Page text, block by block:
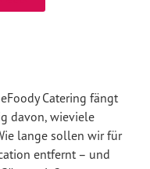
Catering fängt
davon, wieviele
lange sollen wir für
entfernt – und